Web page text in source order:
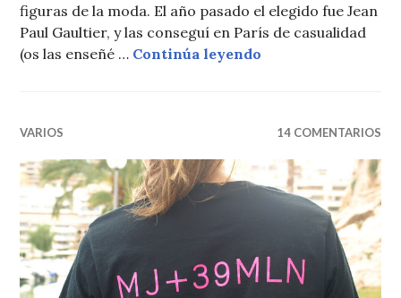
figuras de la moda. El año pasado el elegido fue Jean
Paul Gaultier, y las conseguí en París de casualidad
(os las enseñé … Continúa leyendo
VARIOS 14 COMENTARIOS